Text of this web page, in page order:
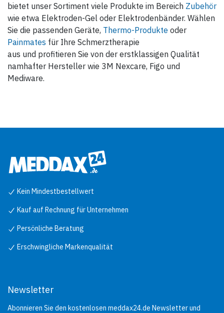
bietet unser Sortiment viele Produkte im Bereich Zubehör
wie etwa Elektroden-Gel oder Elektrodenbänder. Wählen
Sie die passenden Geräte, Thermo-Produkte oder
Painmates für Ihre Schmerztherapie
aus und profitieren Sie von der erstklassigen Qualität
namhafter Hersteller wie 3M Nexcare, Figo und
Mediware.
Kein Mindestbestellwert
Kauf auf Rechnung für Unternehmen
Persönliche Beratung
Erschwingliche Markenqualität
Newsletter
Abonnieren Sie den kostenlosen meddax24.de Newsletter und